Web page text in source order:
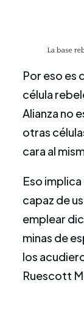
La base
Por eso es
célula
Alianza no
otras
cara al
Eso
capaz de
emplear
minas de
los
Ruescott